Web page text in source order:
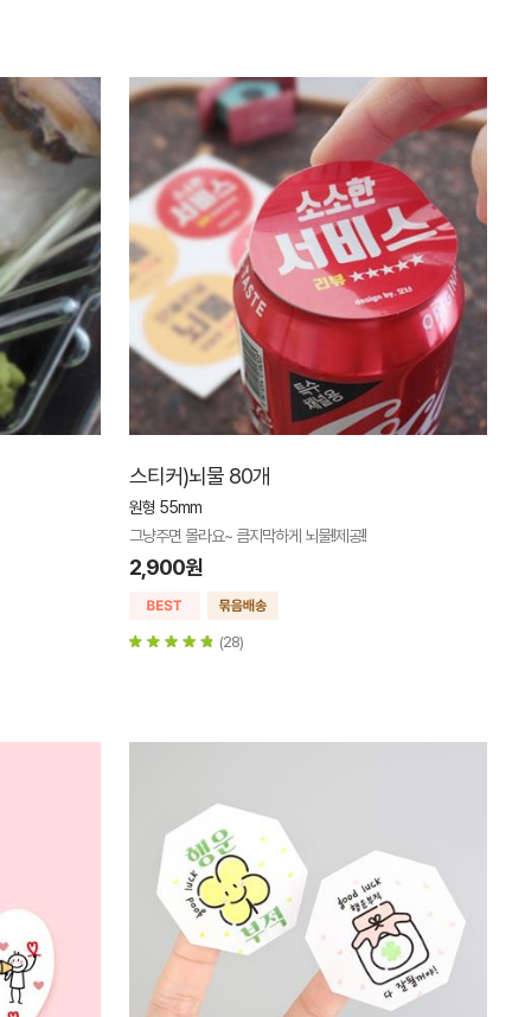
스티커)뇌물 80개
원형 55mm
그냥주면 몰라요~ 큼지막하게 뇌물!!제공!!
2,900원
(28)